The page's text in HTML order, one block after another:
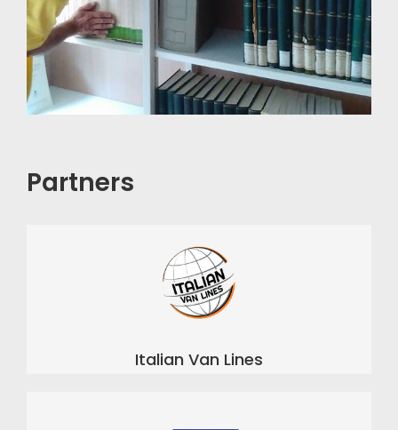
Partners
Italian Van Lines